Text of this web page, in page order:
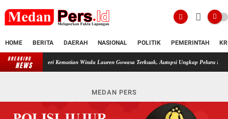
HOME BERITA DAERAH NASIONAL POLITIK PEMERINTAH
BREAKING
NEWS
Misteri Kematian Winda Lauren Gowasa Terkuak, Autopsi Ungkap Peluru Berhenti di
MEDAN PERS